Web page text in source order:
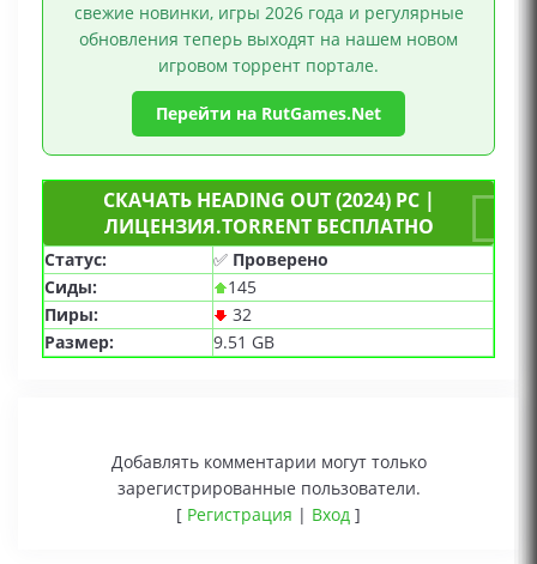
свежие новинки, игры 2026 года и регулярные
обновления теперь выходят на нашем новом
игровом торрент портале.
Перейти на RutGames.Net
СКАЧАТЬ HEADING OUT (2024) PC |
ЛИЦЕНЗИЯ.TORRENT БЕСПЛАТНО
Статус: ✅ Проверено
Сиды:
145
Пиры:
32
Размер:
9.51 GB
Добавлять комментарии могут только
зарегистрированные пользователи.
[ Регистрация | Вход ]